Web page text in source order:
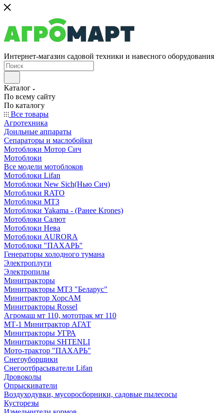
Интернет-магазин садовой техники и навесного оборудования
Каталог
По всему сайту
По каталогу
Все товары
Агротехника
Доильные аппараты
Сепараторы и маслобойки
Мотоблоки Мотор Сич
Мотоблоки
Все модели мотоблоков
Мотоблоки Lifan
Мотоблоки New Sich(Нью Сич)
Мотоблоки RATO
Мотоблоки МТЗ
Мотоблоки Yakama - (Ранее Krones)
Мотоблоки Салют
Мотоблоки Нева
Мотоблоки AURORA
Мотоблоки "ПАХАРЬ"
Генераторы холодного тумана
Электроплуги
Электропилы
Минитракторы
Минитракторы МТЗ "Беларус"
Минитрактор ХорсАМ
Минитракторы Rossel
Агромаш мт 110, мототрак мт 110
МТ-1 Минитрактор АГАТ
Минитракторы УГРА
Минитракторы SHTENLI
Мото-трактор "ПАХАРЬ"
Снегоуборщики
Снегоотбрасыватели Lifan
Дровоколы
Опрыскиватели
Воздуходувки, мусоросборники, cадовые пылесосы
Кусторезы